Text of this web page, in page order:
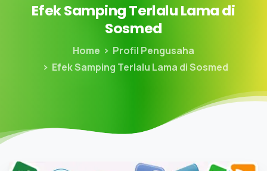
EfekSampingTerlaluLamadi
Sosmed
Home
Profil Pengusaha
Efek Samping Terlalu Lama di Sosmed